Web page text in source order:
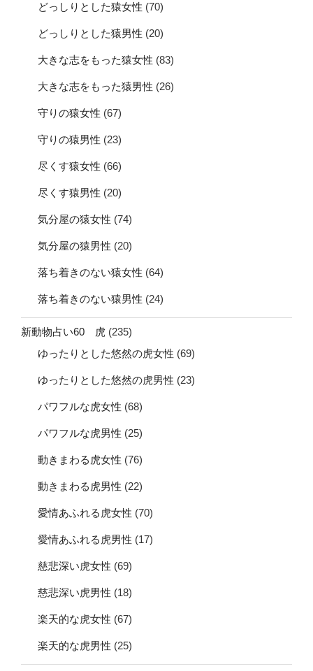
どっしりとした猿女性 (70)
どっしりとした猿男性 (20)
大きな志をもった猿女性 (83)
大きな志をもった猿男性 (26)
守りの猿女性 (67)
守りの猿男性 (23)
尽くす猿女性 (66)
尽くす猿男性 (20)
気分屋の猿女性 (74)
気分屋の猿男性 (20)
落ち着きのない猿女性 (64)
落ち着きのない猿男性 (24)
新動物占い60 虎 (235)
ゆったりとした悠然の虎女性 (69)
ゆったりとした悠然の虎男性 (23)
パワフルな虎女性 (68)
パワフルな虎男性 (25)
動きまわる虎女性 (76)
動きまわる虎男性 (22)
愛情あふれる虎女性 (70)
愛情あふれる虎男性 (17)
慈悲深い虎女性 (69)
慈悲深い虎男性 (18)
楽天的な虎女性 (67)
楽天的な虎男性 (25)